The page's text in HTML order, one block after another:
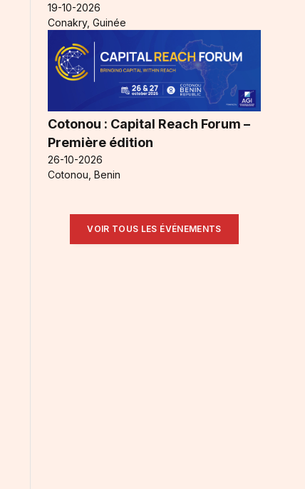
19-10-2026
Conakry, Guinée
Cotonou : Capital Reach Forum –
Première édition
26-10-2026
Cotonou, Benin
VOIR TOUS LES ÉVÉNEMENTS